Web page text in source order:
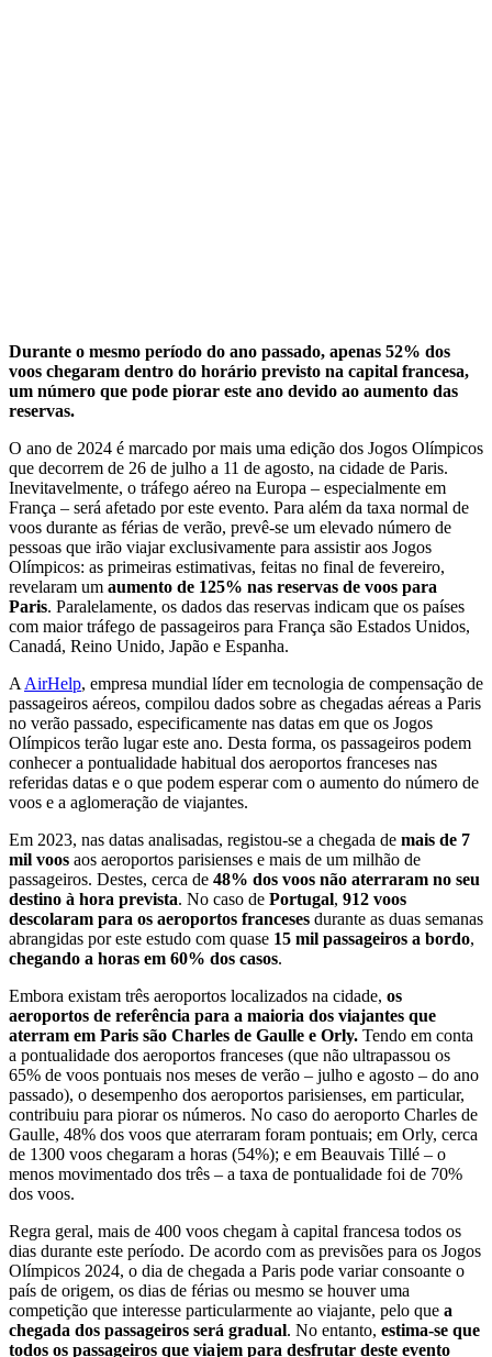
Durante o mesmo período do ano passado, apenas 52% dos
voos chegaram dentro do horário previsto na capital francesa,
um número que pode piorar este ano devido ao aumento das
reservas.
O ano de 2024 é marcado por mais uma edição dos Jogos Olímpicos
que decorrem de 26 de julho a 11 de agosto, na cidade de Paris.
Inevitavelmente, o tráfego aéreo na Europa – especialmente em
França – será afetado por este evento. Para além da taxa normal de
voos durante as férias de verão, prevê-se um elevado número de
pessoas que irão viajar exclusivamente para assistir aos Jogos
Olímpicos: as primeiras estimativas, feitas no final de fevereiro,
revelaram um aumento de 125% nas reservas de voos para
Paris. Paralelamente, os dados das reservas indicam que os países
com maior tráfego de passageiros para França são Estados Unidos,
Canadá, Reino Unido, Japão e Espanha.
A AirHelp, empresa mundial líder em tecnologia de compensação de
passageiros aéreos, compilou dados sobre as chegadas aéreas a Paris
no verão passado, especificamente nas datas em que os Jogos
Olímpicos terão lugar este ano. Desta forma, os passageiros podem
conhecer a pontualidade habitual dos aeroportos franceses nas
referidas datas e o que podem esperar com o aumento do número de
voos e a aglomeração de viajantes.
Em 2023, nas datas analisadas, registou-se a chegada de mais de 7
mil voos aos aeroportos parisienses e mais de um milhão de
passageiros. Destes, cerca de 48% dos voos não aterraram no seu
destino à hora prevista. No caso de Portugal, 912 voos
descolaram para os aeroportos franceses durante as duas semanas
abrangidas por este estudo com quase 15 mil passageiros a bordo,
chegando a horas em 60% dos casos.
Embora existam três aeroportos localizados na cidade, os
aeroportos de referência para a maioria dos viajantes que
aterram em Paris são Charles de Gaulle e Orly. Tendo em conta
a pontualidade dos aeroportos franceses (que não ultrapassou os
65% de voos pontuais nos meses de verão – julho e agosto – do ano
passado), o desempenho dos aeroportos parisienses, em particular,
contribuiu para piorar os números. No caso do aeroporto Charles de
Gaulle, 48% dos voos que aterraram foram pontuais; em Orly, cerca
de 1300 voos chegaram a horas (54%); e em Beauvais Tillé – o
menos movimentado dos três – a taxa de pontualidade foi de 70%
dos voos.
Regra geral, mais de 400 voos chegam à capital francesa todos os
dias durante este período. De acordo com as previsões para os Jogos
Olímpicos 2024, o dia de chegada a Paris pode variar consoante o
país de origem, os dias de férias ou mesmo se houver uma
competição que interesse particularmente ao viajante, pelo que a
chegada dos passageiros será gradual. No entanto, estima-se que
todos os passageiros que viajem para desfrutar deste evento